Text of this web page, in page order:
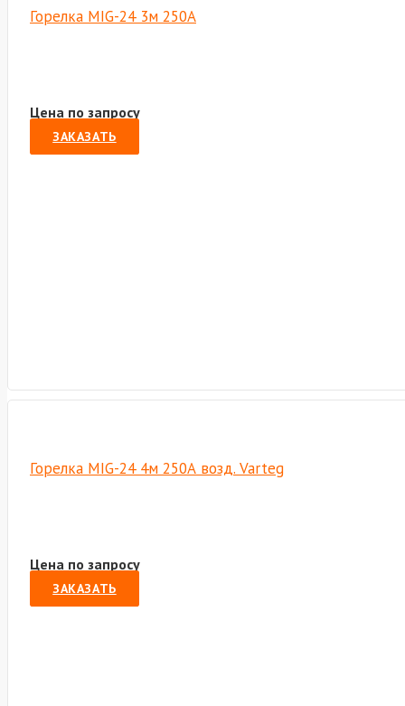
Горелка MIG-24 3м 250А
Цена по запросу
ЗАКАЗАТЬ
Горелка MIG-24 4м 250А возд. Varteg
Цена по запросу
ЗАКАЗАТЬ